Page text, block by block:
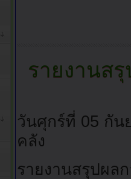
รายงานส
วันศุกร์ที่ 05 กัน
คลัง
รายงานสรุปผล